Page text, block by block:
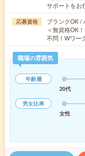
サポートを
応募資格
ブランクOK /
＜無資格OK
不問！Wワー
職場の雰囲気
年齢層
20代
男女比率
女性